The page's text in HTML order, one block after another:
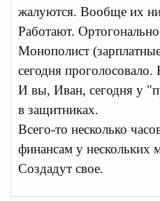
жалуются. Вообще их
Работают.
Монополист
сегодня
И вы, Иван, сегодня у
в защитниках.
Всего-то несколько
финансам у нескольких
Создадут свое.